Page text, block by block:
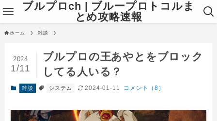
ブルプロch | ブループロトコルま
とめ攻略速報
ホーム 雑談
ブルプロの王あやとをブロック
してる人いる？
2024
1/11
雑談 システム 2024-01-11 コメント（8）